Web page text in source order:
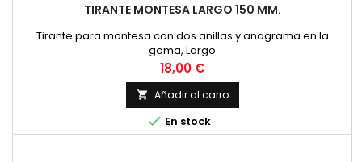
TIRANTE MONTESA LARGO 150 MM.
Tirante para montesa con dos anillas y anagrama en la
goma, Largo
Precio
18,00 €
 Añadir al carro
 En stock